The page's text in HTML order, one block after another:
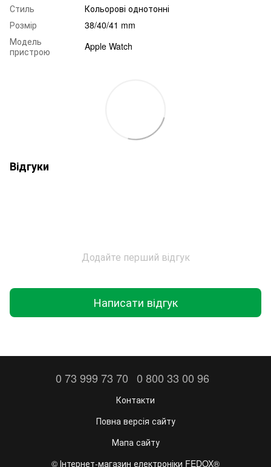
Стиль
Кольорові однотонні
Розмір
38/40/41 mm
Модель
пристрою
Apple Watch
Відгуки
Додайте перший відгук
Написати відгук
0 73 999 73 70 0 800 33 00 96
Контакти
Повна версія сайту
Мапа сайту
©️ Інтернет-магазин електроніки FEDOX®